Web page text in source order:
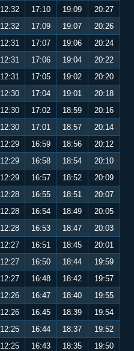
12:32 17:10 19:09
20:27
12:32 17:09 19:07
20:26
12:31 17:07 19:06
20:24
12:31 17:06 19:04
20:22
12:31 17:05 19:02
20:20
12:30 17:04 19:01
20:18
12:30 17:02 18:59
20:16
12:30 17:01 18:57
20:14
12:29 16:59 18:56
20:12
12:29 16:58 18:54
20:10
12:29 16:57 18:52
20:09
12:28 16:55 18:51
20:07
12:28 16:54 18:49
20:05
12:28 16:53 18:47
20:03
12:27 16:51 18:45
20:01
12:27 16:50 18:44
19:59
12:27 16:48 18:42
19:57
12:26 16:47 18:40
19:55
12:26 16:45 18:39
19:54
12:25 16:44 18:37
19:52
12:25 16:43 18:35
19:50